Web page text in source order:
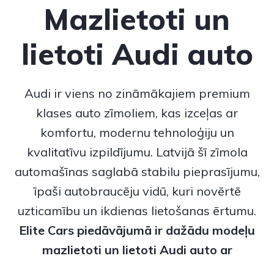
Mazlietoti un
lietoti Audi auto
Audi ir viens no zināmākajiem premium
klases auto zīmoliem, kas izceļas ar
komfortu, modernu tehnoloģiju un
kvalitatīvu izpildījumu. Latvijā šī zīmola
automašīnas saglabā stabilu pieprasījumu,
īpaši autobraucēju vidū, kuri novērtē
uzticamību un ikdienas lietošanas ērtumu.
Elite Cars piedāvājumā ir dažādu modeļu
mazlietoti un lietoti Audi auto ar